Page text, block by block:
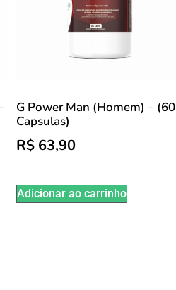
G Power Man (Homem) – (60
Capsulas)
R$63,90
Adicionar ao carrinho